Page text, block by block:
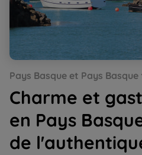
to
1
to
2
to
3
to
4
to
5
to
6
Pays Basque et Pays
Charme et
en Pays
de